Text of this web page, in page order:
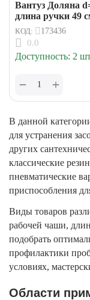
В данной
для устранения
других
классические
пневматические
приспособления
Виды товаров
рабочей чаши,
подобрать
профилактики
условиях,
Области
Вантуз Доляна
длина ручки 49
КОД: 173436
0.0
Доступность: 2
+
−